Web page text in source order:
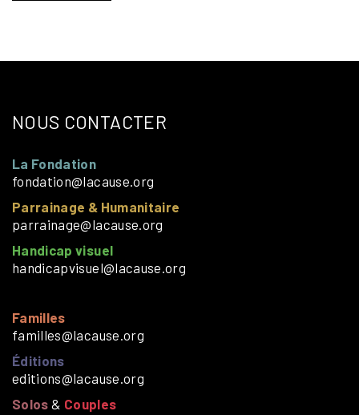
NOUS CONTACTER
La Fondation
fondation@lacause.org
Parrainage & Humanitaire
parrainage@lacause.org
Handicap visuel
handicapvisuel@lacause.org
Familles
familles@lacause.org
Éditions
editions@lacause.org
Solos & Couples